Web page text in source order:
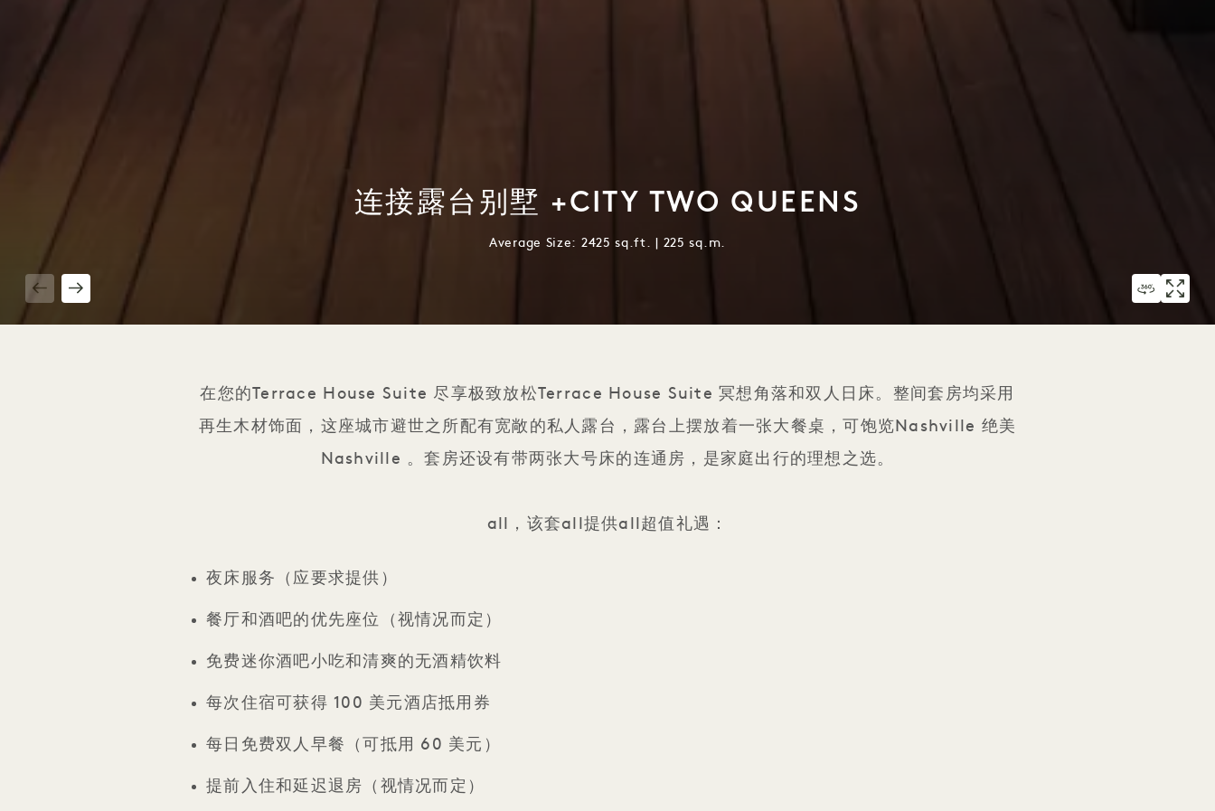
连接露台别墅 +CITY TWO QUEENS
Average Size: 2425 sq.ft. | 225 sq.m.
在您的Terrace House Suite 尽享极致放松Terrace House Suite 冥想角落和双人日床。整间套房均采用
再生木材饰面，这座城市避世之所配有宽敞的私人露台，露台上摆放着一张大餐桌，可饱览Nashville 绝美
Nashville 。套房还设有带两张大号床的连通房，是家庭出行的理想之选。
all，该套all提供all超值礼遇：
夜床服务（应要求提供）
餐厅和酒吧的优先座位（视情况而定）
免费迷你酒吧小吃和清爽的无酒精饮料
每次住宿可获得 100 美元酒店抵用券
每日免费双人早餐（可抵用 60 美元）
提前入住和延迟退房（视情况而定）